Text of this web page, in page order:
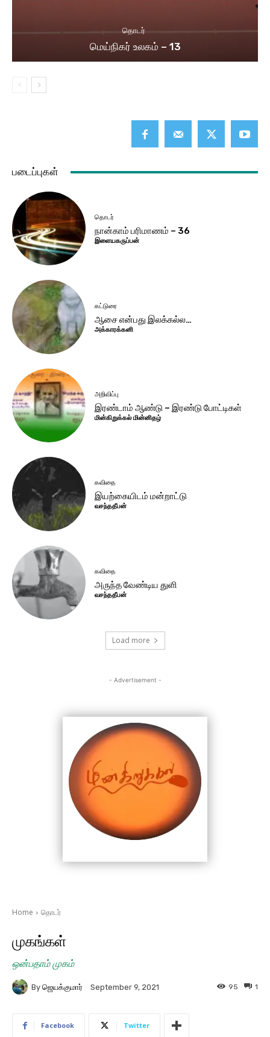
தொடர்
மெய்நிகர் உலகம் – 13
படைப்புகள்
தொடர்
நான்காம் பரிமாணம் – 36
இளையகருப்பன்
கட்டுரை
ஆசை என்பது இலக்கல்ல…
அக்காரக்கனி
அறிவிப்பு
இரண்டாம் ஆண்டு – இரண்டு போட்டிகள்
மின்கிறுக்கல் மின்னிதழ்
கவிதை
இயற்கையிடம் மன்றாட்டு
வசந்ததீபன்
கவிதை
அருந்த வேண்டிய துளி
வசந்ததீபன்
Load more
- Advertisement -